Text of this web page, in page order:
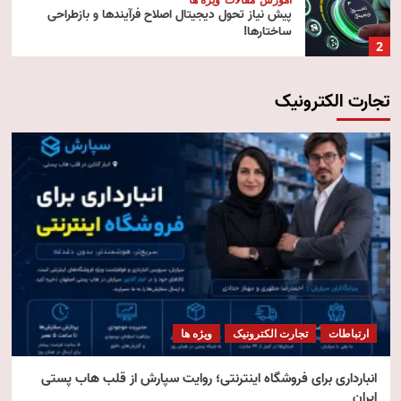
2
پیش‌ نیاز تحول دیجیتال اصلاح فرآیندها و بازطراحی
ساختارها!
3
آموزش
4
تکنولوژی مقالات ویژه ها
هوش مصنوعی استنتاجی
5
امنیت مقالات ویژه ها
امنیت فناوری اطلاعات
تجارت الکترونیک
ارتباطات تجارت الکترونیک ویژه ها
انبارداری برای فروشگاه اینترنتی؛ روایت سپارش از قلب هاب پستی